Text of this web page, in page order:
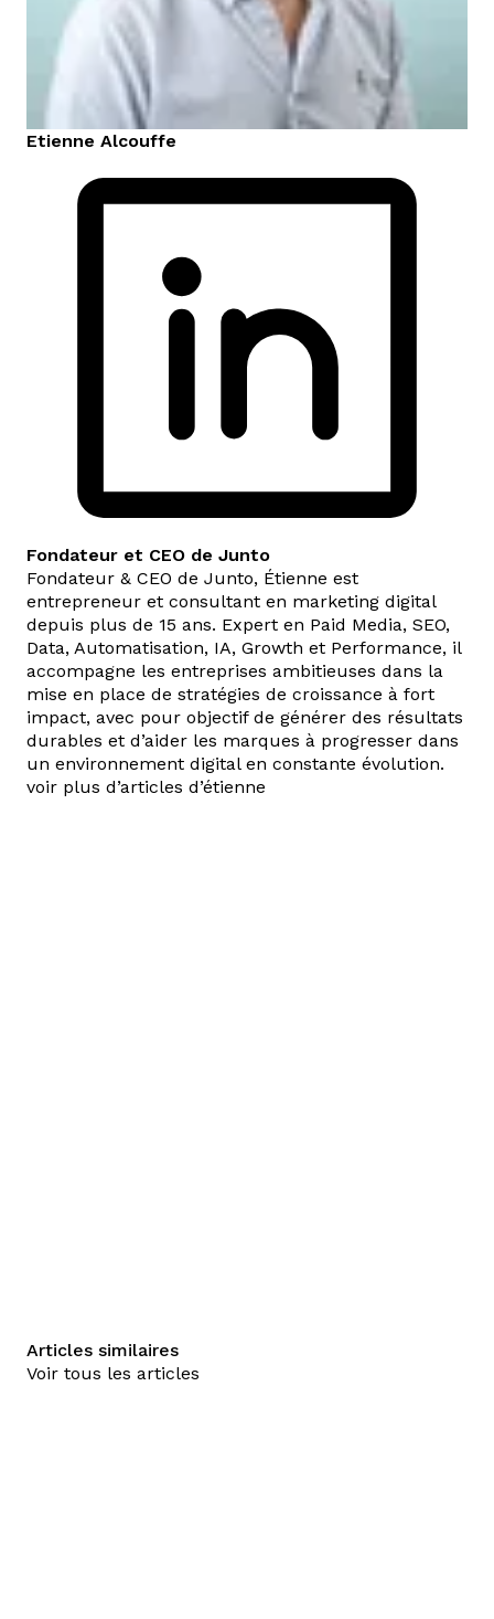
Etienne Alcouffe
Fondateur et CEO de Junto
Fondateur & CEO de Junto, Étienne est
entrepreneur et consultant en marketing digital
depuis plus de 15 ans. Expert en Paid Media, SEO,
Data, Automatisation, IA, Growth et Performance, il
accompagne les entreprises ambitieuses dans la
mise en place de stratégies de croissance à fort
impact, avec pour objectif de générer des résultats
durables et d’aider les marques à progresser dans
un environnement digital en constante évolution.
voir plus d’articles d’étienne
Articles similaires
Voir tous les articles